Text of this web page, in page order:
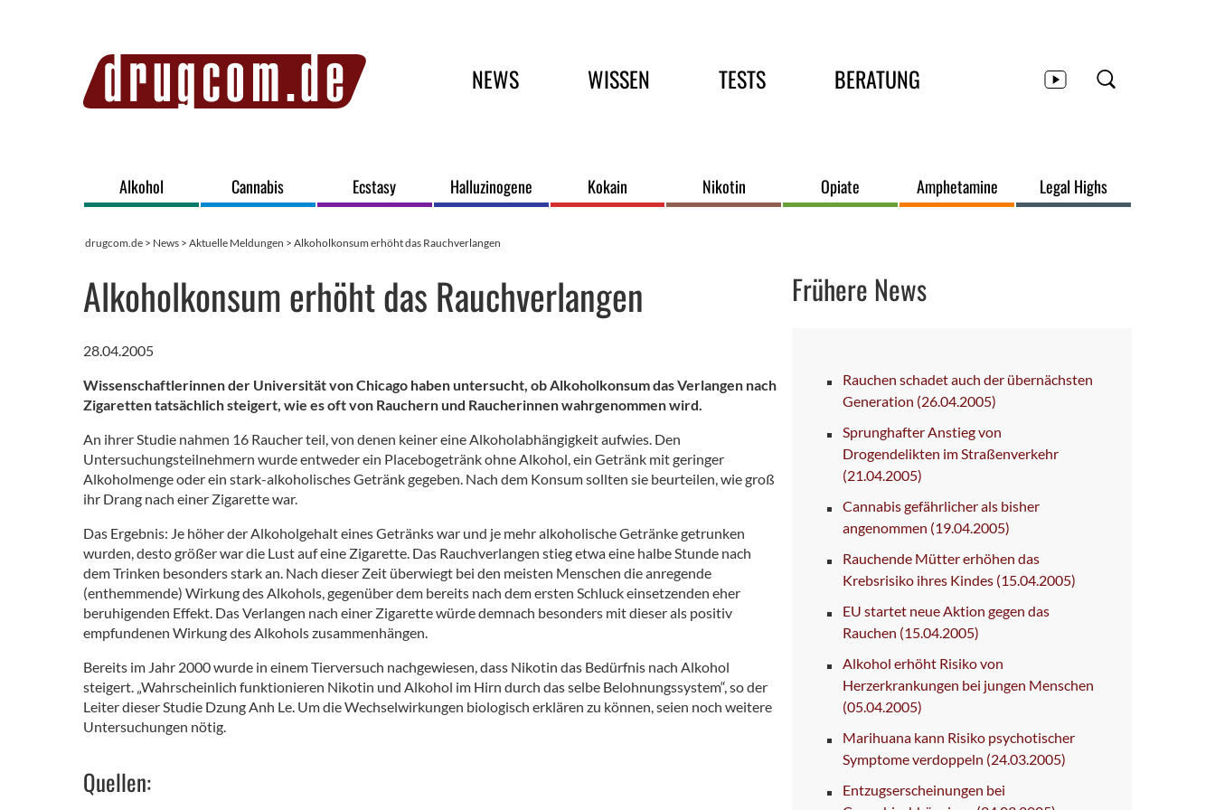
Hauptmenü
NEWS WISSEN TESTS BERATUNG
Alkohol Cannabis Ecstasy Halluzinogene Kokain Nikotin Opiate Amphetamine Legal Highs
drugcom.de > News > Aktuelle Meldungen > Alkoholkonsum erhöht das Rauchverlangen
Alkoholkonsum erhöht das Rauchverlangen
28.04.2005
Wissenschaftlerinnen der Universität von Chicago haben untersucht, ob Alkoholkonsum das Verlangen nach
Zigaretten tatsächlich steigert, wie es oft von Rauchern und Raucherinnen wahrgenommen wird.
An ihrer Studie nahmen 16 Raucher teil, von denen keiner eine Alkoholabhängigkeit aufwies. Den
Untersuchungsteilnehmern wurde entweder ein Placebogetränk ohne Alkohol, ein Getränk mit geringer
Alkoholmenge oder ein stark-alkoholisches Getränk gegeben. Nach dem Konsum sollten sie beurteilen, wie groß
ihr Drang nach einer Zigarette war.
Das Ergebnis: Je höher der Alkoholgehalt eines Getränks war und je mehr alkoholische Getränke getrunken
wurden, desto größer war die Lust auf eine Zigarette. Das Rauchverlangen stieg etwa eine halbe Stunde nach
dem Trinken besonders stark an. Nach dieser Zeit überwiegt bei den meisten Menschen die anregende
(enthemmende) Wirkung des Alkohols, gegenüber dem bereits nach dem ersten Schluck einsetzenden eher
beruhigenden Effekt. Das Verlangen nach einer Zigarette würde demnach besonders mit dieser als positiv
empfundenen Wirkung des Alkohols zusammenhängen.
Bereits im Jahr 2000 wurde in einem Tierversuch nachgewiesen, dass Nikotin das Bedürfnis nach Alkohol
steigert. „Wahrscheinlich funktionieren Nikotin und Alkohol im Hirn durch das selbe Belohnungssystem“, so der
Leiter dieser Studie Dzung Anh Le. Um die Wechselwirkungen biologisch erklären zu können, seien noch weitere
Untersuchungen nötig.
Quellen:
Frühere News
Rauchen schadet auch der übernächsten
Generation (26.04.2005)
Sprunghafter Anstieg von
Drogendelikten im Straßenverkehr
(21.04.2005)
Cannabis gefährlicher als bisher
angenommen (19.04.2005)
Rauchende Mütter erhöhen das
Krebsrisiko ihres Kindes (15.04.2005)
EU startet neue Aktion gegen das
Rauchen (15.04.2005)
Alkohol erhöht Risiko von
Herzerkrankungen bei jungen Menschen
(05.04.2005)
Marihuana kann Risiko psychotischer
Symptome verdoppeln (24.03.2005)
Entzugserscheinungen bei